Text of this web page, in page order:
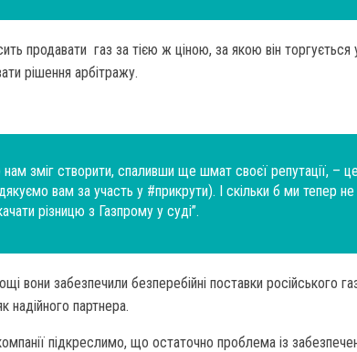
продавати газ за тією ж ціною, за якою він торгується
рішення арбітражу.
зміг створити, спаливши ще шмат своєї репутації, – це
вам за участь у #прикрути). І скільки б ми тепер не
різницю з Газпрому у суді”.
вони забезпечили безперебійні поставки російського
надійного партнера.
підкреслимо, що остаточно проблема із